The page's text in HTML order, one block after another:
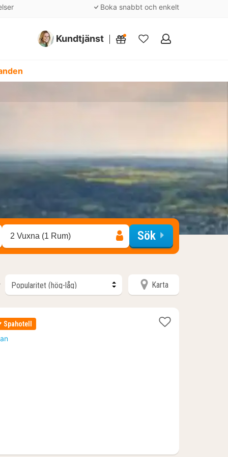
Boka snabbt och enkelt
Kundtjänst
Mina
2 Vuxna (1 Rum) Sök
Karta
Spahotell